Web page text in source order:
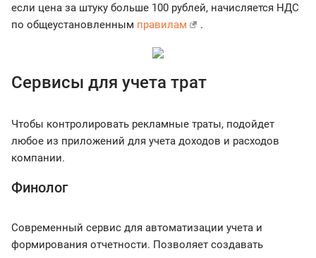
если цена за штуку больше 100 рублей, начисляется НДС
по общеустановленным правилам .
Сервисы для учета трат
Чтобы контролировать рекламные траты, подойдет
любое из приложений для учета доходов и расходов
компании.
Финолог
Современный сервис для автоматизации учета и
формирования отчетности. Позволяет создавать